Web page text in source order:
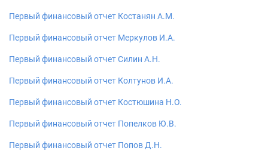
Первый финансовый отчет Костанян А.М.
Первый финансовый отчет Меркулов И.А.
Первый финансовый отчет Силин А.Н.
Первый финансовый отчет Колтунов И.А.
Первый финансовый отчет Костюшина Н.О.
Первый финансовый отчет Попелков Ю.В.
Первый финансовый отчет Попов Д.Н.